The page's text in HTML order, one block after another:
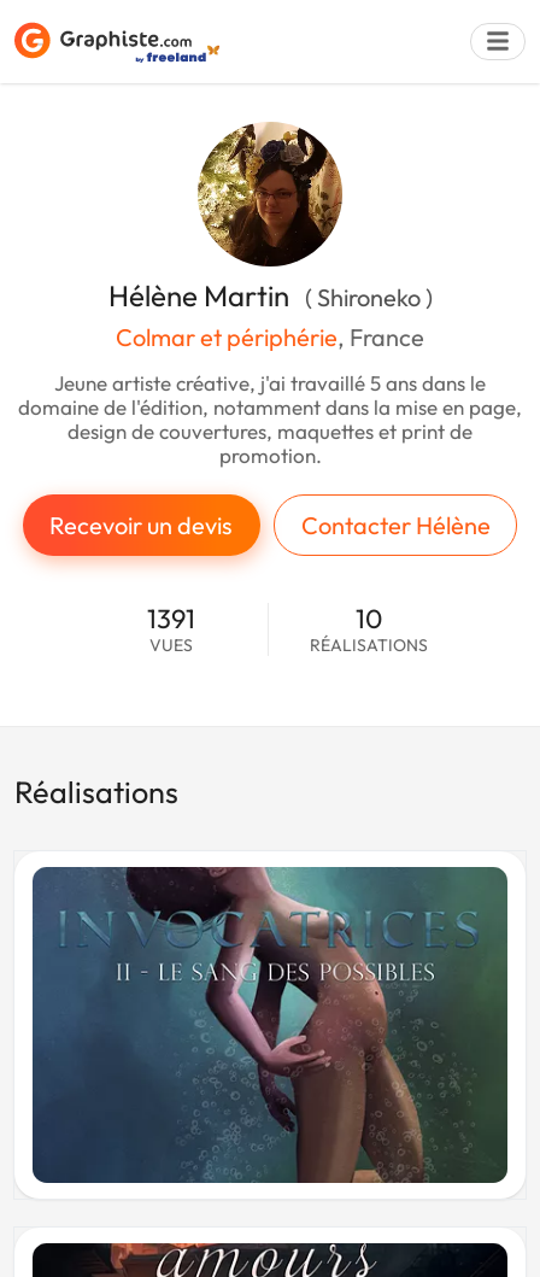
Hélène Martin ( Shironeko )
Colmar et périphérie, France
Jeune artiste créative, j'ai travaillé 5 ans dans le
domaine de l'édition, notamment dans la mise en page,
design de couvertures, maquettes et print de
promotion.
Recevoir un devis Contacter Hélène
1391
VUES
10
RÉALISATIONS
Réalisations